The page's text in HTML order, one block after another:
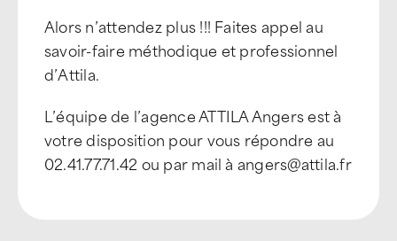
Alors n’attendez plus !!! Faites appel au
savoir-faire méthodique et professionnel
d’Attila.
L’équipe de l’agence ATTILA Angers est à
votre disposition pour vous répondre au
02.41.77.71.42 ou par mail à angers@attila.fr